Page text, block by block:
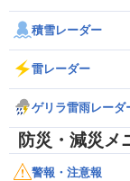
積雪レーダー
雷レーダー
ゲリラ雷雨レーダ
防災・減災メ
警報・注意報